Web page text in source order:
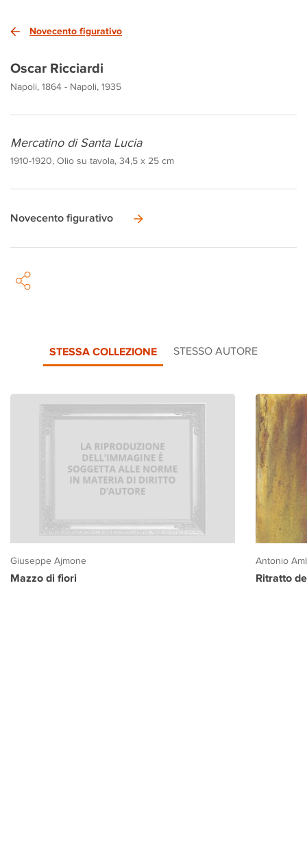
Novecento figurativo
Oscar Ricciardi
Napoli, 1864 - Napoli, 1935
Mercatino di Santa Lucia
1910-1920, Olio su tavola, 34,5 x 25 cm
Novecento figurativo
STESSA COLLEZIONE STESSO AUTORE
Giuseppe Ajmone
Mazzo di fiori
Antonio
Ritratto